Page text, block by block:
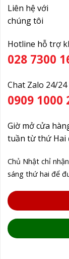
Liên hệ với
chúng tôi
Hotline hỗ trợ
028 7300
Chat Zalo 24/24
0909 1000
Giờ mở cửa
tuần từ thứ Hai
Chủ Nhật chỉ
sáng thứ hai để